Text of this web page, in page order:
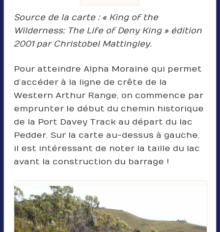
Source de la carte : « King of the
Wilderness: The Life of Deny King » édition
2001 par Christobel Mattingley.
Pour atteindre Alpha Moraine qui permet
d’accéder à la ligne de crête de la
Western Arthur Range, on commence par
emprunter le début du chemin historique
de la Port Davey Track au départ du lac
Pedder. Sur la carte au-dessus à gauche,
il est intéressant de noter la taille du lac
avant la construction du barrage !